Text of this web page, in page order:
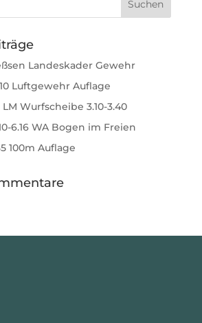
Landeskader Gewehr
Luftgewehr Auflage
Wurfscheibe 3.10-3.40
6.16 WA Bogen im Freien
100m Auflage